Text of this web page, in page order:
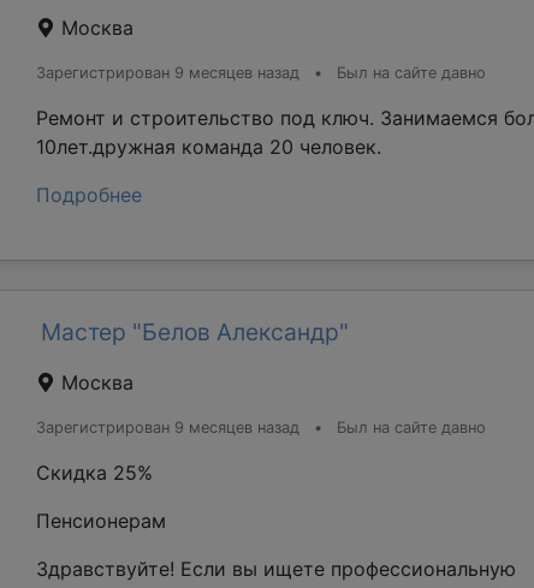
Москва
Зарегистрирован 9 месяцев назад • Был на сайте давно
Ремонт и строительство под ключ. Занимаемся
10лет.дружная команда 20 человек.
Подробнее
Мастер "Белов Александр"
Москва
Зарегистрирован 9 месяцев назад • Был на сайте давно
Скидка 25%
Пенсионерам
Здравствуйте! Если вы ищете профессиональную